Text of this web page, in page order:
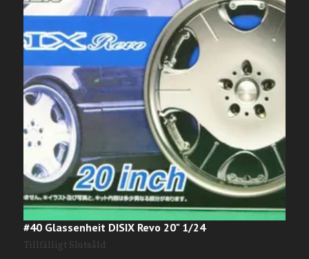
#40 Glassenheit DISIX Revo 20" 1/24
Tillfälligt Slutsåld